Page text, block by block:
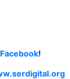
Facebook!